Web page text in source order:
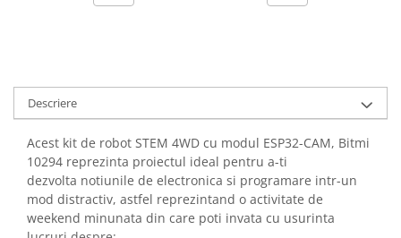
Descriere
Acest kit de robot STEM 4WD cu modul ESP32-CAM, Bitmi
10294 reprezinta proiectul ideal pentru a-ti
dezvolta notiunile de electronica si programare intr-un
mod distractiv, astfel reprezintand o activitate de
weekend minunata din care poti invata cu usurinta